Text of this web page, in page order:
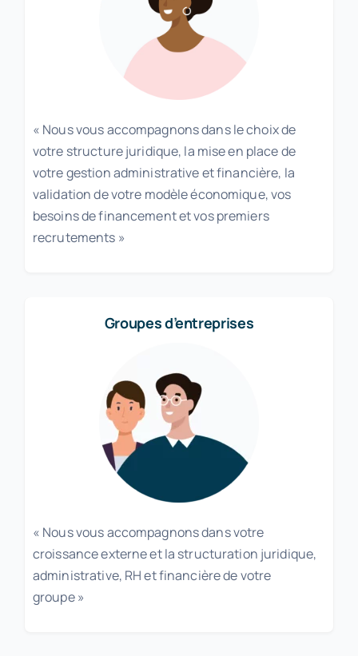
« Nous vous accompagnons dans le choix de
votre structure juridique, la mise en place de
votre gestion administrative et financière, la
validation de votre modèle économique, vos
besoins de financement et vos premiers
recrutements »
Groupes d’entreprises
« Nous vous accompagnons dans votre
croissance externe et la structuration juridique,
administrative, RH et financière de votre
groupe »